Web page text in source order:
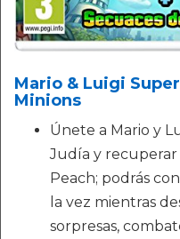
Mario & Luigi
Minions
Únete a Mario y
Judía y recuperar
Peach; podrás
la vez mientras
sorpresas,